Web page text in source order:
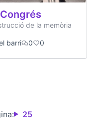
de la memòria
barri 0 0
25